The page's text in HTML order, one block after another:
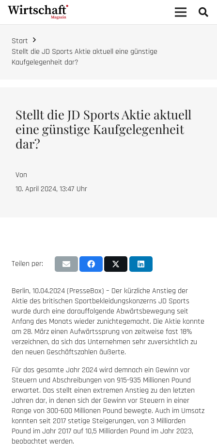
Start
Stellt die JD Sports Aktie aktuell eine günstige
Kaufgelegenheit dar?
Stellt die JD Sports Aktie aktuell
eine günstige Kaufgelegenheit
dar?
Von
10. April 2024, 13:47 Uhr
Teilen per:
Berlin, 10.04.2024 (PresseBox) – Der kürzliche Anstieg der
Aktie des britischen Sportbekleidungskonzerns JD Sports
wurde durch eine darauffolgende Abwärtsbewegung seit
Anfang des Monats wieder zunichtegemacht. Die Aktie konnte
am 28. März einen Aufwärtssprung von zeitweise fast 18%
verzeichnen, da sich das Unternehmen sehr zuversichtlich zu
den neuen Geschäftszahlen äußerte.
Für das gesamte Jahr 2024 wird demnach ein Gewinn vor
Steuern und Abschreibungen von 915-935 Millionen Pound
erwartet. Das stellt einen extremen Anstieg zu den letzten
Jahren dar, in denen sich der Gewinn vor Steuern in einer
Range von 300-600 Millionen Pound bewegte. Auch im Umsatz
konnten seit 2017 stetige Steigerungen, von 3 Milliarden
Pound im Jahr 2017 auf 10,5 Milliarden Pound im Jahr 2023,
beobachtet werden.